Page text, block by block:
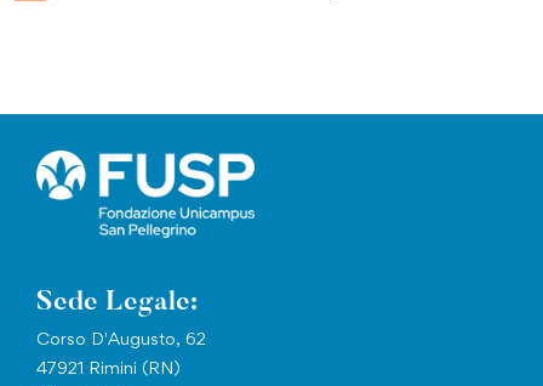
Sede Legale:
Corso D'Augusto, 62
47921 Rimini (RN)